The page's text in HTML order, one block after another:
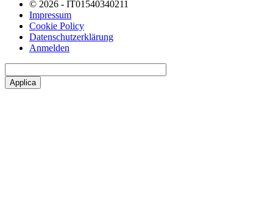
© 2026 - IT01540340211
Impressum
Cookie Policy
Datenschutzerklärung
Anmelden